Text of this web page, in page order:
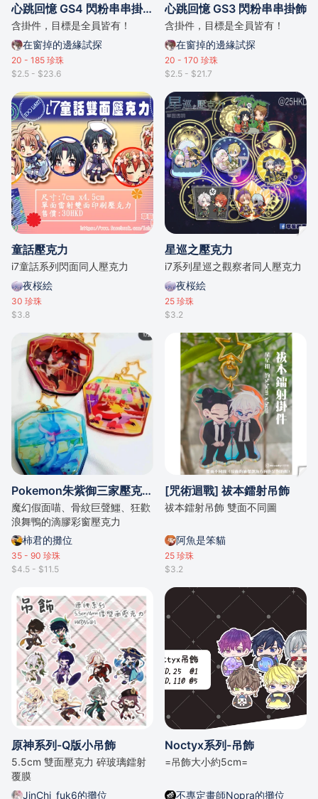
心跳回憶 GS4 閃粉串串掛飾
含掛件，目標是全員皆有！
在窗掉的邊緣試探
20 - 185 珍珠
$2.5 - $23.6
心跳回憶 GS3 閃粉串串掛飾
含掛件，目標是全員皆有！
在窗掉的邊緣試探
20 - 170 珍珠
$2.5 - $21.7
童話壓克力
i7童話系列閃面同人壓克力
夜桜絵
30 珍珠
$3.8
星巡之壓克力
i7系列星巡之觀察者同人壓克力
夜桜絵
25 珍珠
$3.2
Pokemon朱紫御三家壓克力掛件
魔幻假面喵、骨紋巨聲鱷、狂歡
浪舞鴨的滴膠彩窗壓克力
柿君的攤位
35 - 90 珍珠
$4.5 - $11.5
[咒術迴戰] 祓本鐳射吊飾
祓本鐳射吊飾 雙面不同圖
阿魚是笨貓
25 珍珠
$3.2
原神系列-Q版小吊飾
5.5cm 雙面壓克力 碎玻璃鐳射
覆膜
JinChi_fuk6的攤位
Noctyx系列-吊飾
=吊飾大小約5cm=
不專定畫師Nopra的攤位